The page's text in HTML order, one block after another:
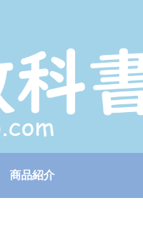
商品紹介